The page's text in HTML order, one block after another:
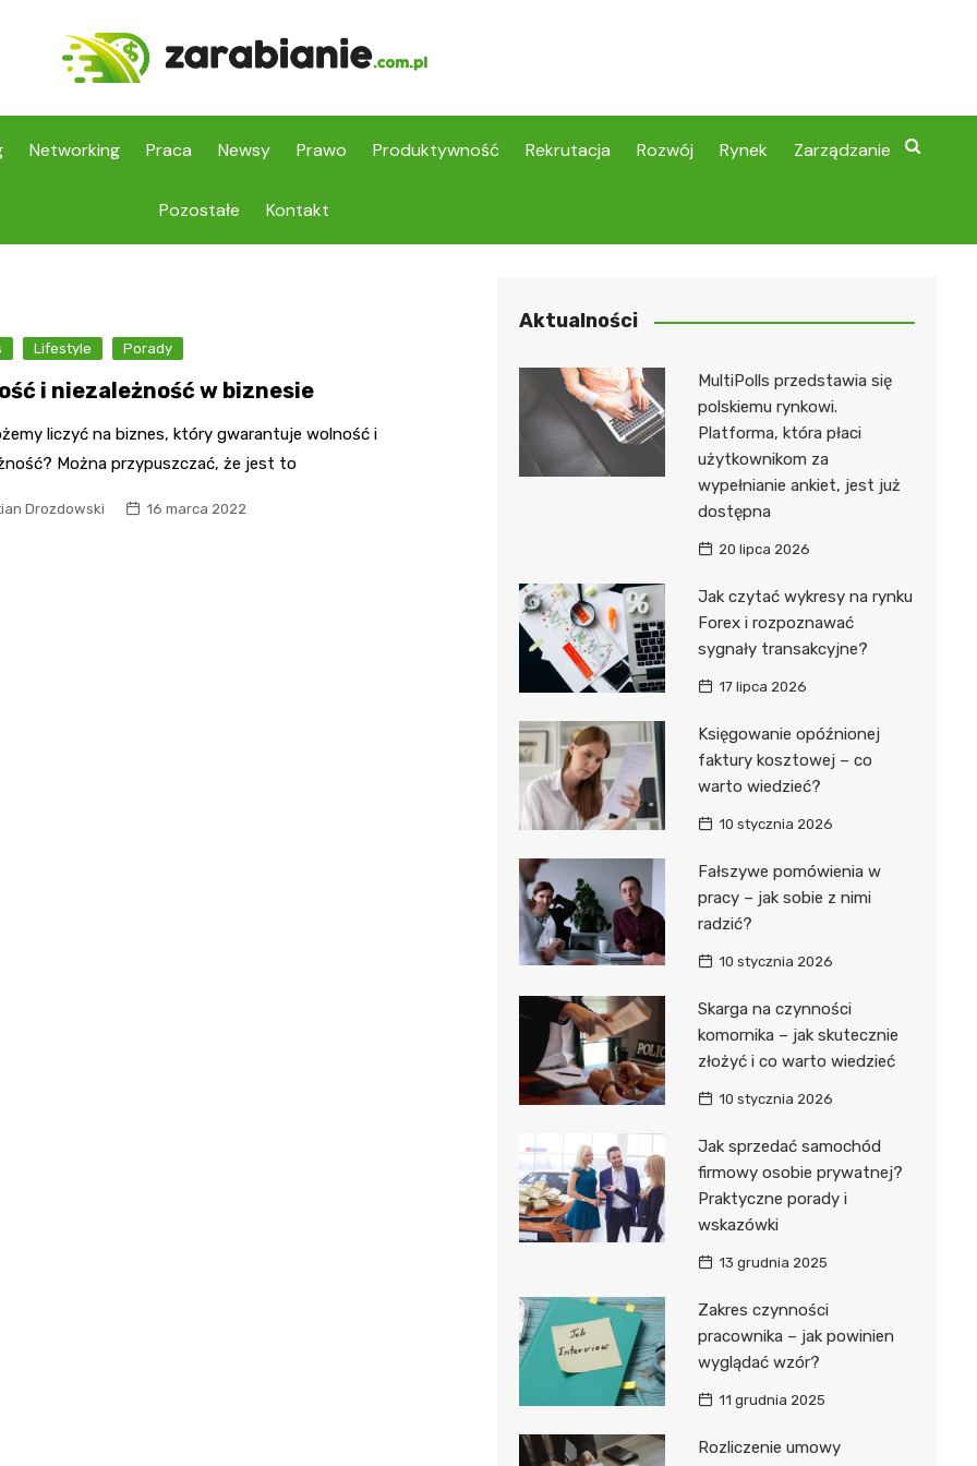
Networking Praca Newsy Prawo Produktywność Rekrutacja Rozwój Rynek Zarządzanie
Pozostałe Kontakt
Lifestyle Porady
i niezależność w biznesie
liczyć na biznes, który gwarantuje wolność i
Można przypuszczać, że jest to
Drozdowski 16 marca 2022
Aktualności
MultiPolls przedstawia się
polskiemu rynkowi.
Platforma, która płaci
użytkownikom za
wypełnianie ankiet, jest już
dostępna
20 lipca 2026
Jak czytać wykresy na rynku
Forex i rozpoznawać
sygnały transakcyjne?
17 lipca 2026
Księgowanie opóźnionej
faktury kosztowej – co
warto wiedzieć?
10 stycznia 2026
Fałszywe pomówienia w
pracy – jak sobie z nimi
radzić?
10 stycznia 2026
Skarga na czynności
komornika – jak skutecznie
złożyć i co warto wiedzieć
10 stycznia 2026
Jak sprzedać samochód
firmowy osobie prywatnej?
Praktyczne porady i
wskazówki
13 grudnia 2025
Zakres czynności
pracownika – jak powinien
wyglądać wzór?
11 grudnia 2025
Rozliczenie umowy